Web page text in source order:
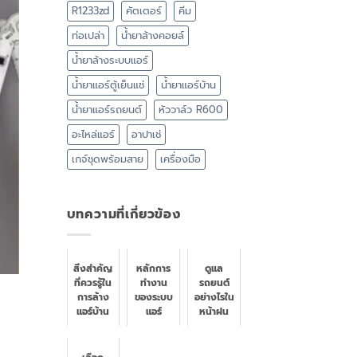
R1233zd คัตเตอร์
คีม
ท่อเปล่า
น้ำยาล้างคอยล์
น้ำยาล้างระบบแอร์
น้ำยาแอร์ตู้เย็นแช่
น้ำยาแอร์บ้าน
น้ำยาแอร์รถยนต์
หัววาล์ว R600
อะไหล่แอร์
อาปาเช่
เกจ์ชุดพร้อมสาย
เครื่องมือ
บทความที่เกี่ยวข้อง
สิ่งสำคัญ
ที่ควรรู้ใน
การล้าง
แอร์บ้าน
หลักการ
ทำงาน
ของระบบ
แอร์
ดูแล
รถยนต์
อย่างไรใน
หน้าฝน